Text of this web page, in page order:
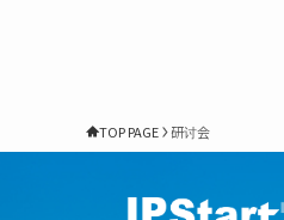
TOP PAGE 研讨会